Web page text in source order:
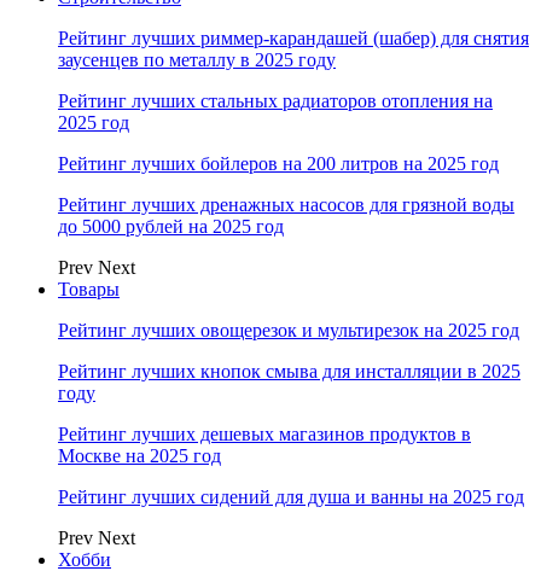
Рейтинг лучших риммер-карандашей (шабер) для снятия
заусенцев по металлу в 2025 году
Рейтинг лучших стальных радиаторов отопления на
2025 год
Рейтинг лучших бойлеров на 200 литров на 2025 год
Рейтинг лучших дренажных насосов для грязной воды
до 5000 рублей на 2025 год
Prev Next
Товары
Рейтинг лучших овощерезок и мультирезок на 2025 год
Рейтинг лучших кнопок смыва для инсталляции в 2025
году
Рейтинг лучших дешевых магазинов продуктов в
Москве на 2025 год
Рейтинг лучших сидений для душа и ванны на 2025 год
Prev Next
Хобби